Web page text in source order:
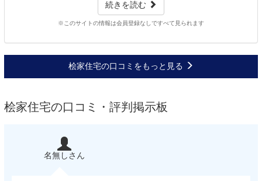
続きを読む
※このサイトの情報は会員登録なしですべて見られます
桧家住宅の口コミをもっと見る
桧家住宅の口コミ・評判掲示板
名無しさん